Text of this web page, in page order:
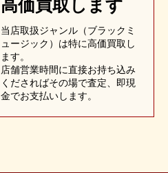
高価買取します
当店取扱ジャンル（ブラックミ
ュージック）は特に高価買取し
ます。
店舗営業時間に直接お持ち込み
くださればその場で査定、即現
金でお支払いします。